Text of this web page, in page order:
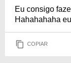
Eu consigo
Hahahahaha
COPIAR